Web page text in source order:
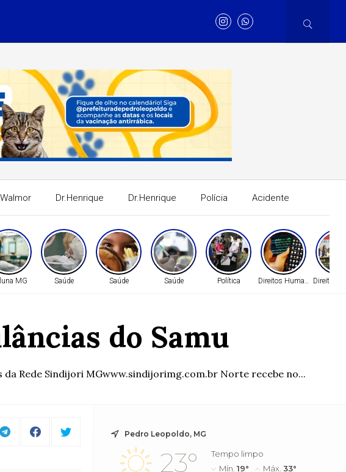
Dr.Henrique Dr.Henrique Polícia Acidente
MG Saúde Saúde Saúde Política Direitos HumanosDireitos
do Samu
Rede Sindijori MGwww.sindijorimg.com.br Norte recebe no...
Pedro Leopoldo, MG
23°
Tempo limpo
Mín.19° Máx.33°